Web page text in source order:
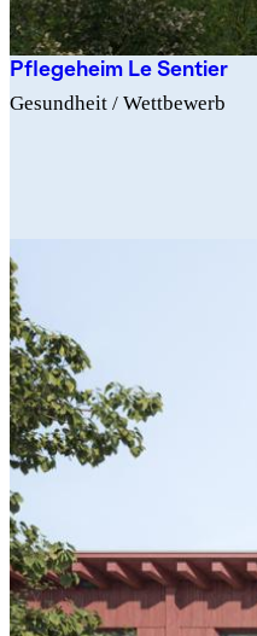
Pflegeheim Le Sentier
Gesundheit / Wettbewerb